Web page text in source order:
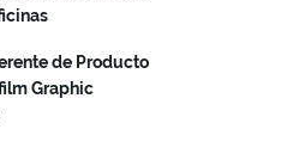
de Producto
Graphic